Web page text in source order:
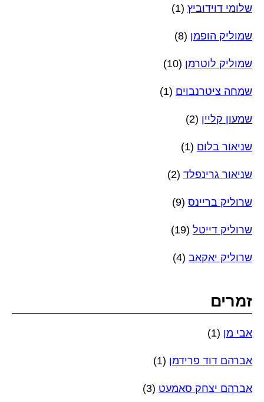
שלומי דוידוביץ (1)
שמוליק הופמן (8)
שמוליק לוטרמן (10)
שמחה ציטרנבוים (1)
שמעון קליין (2)
שניאור בלום (1)
שניאור גרינפלד (2)
שרוליק בריינס (9)
שרוליק דייטל (19)
שרוליק יאקאב (4)
זמרים
אבי מן (1)
אברהם דוד פרידמן (1)
אברהם יצחק סאמעט (3)